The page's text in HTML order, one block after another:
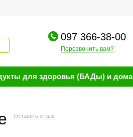
097 366-38-00
Перезвонить вам?
для здоровья (БАДы) и дома
Оставить отзыв